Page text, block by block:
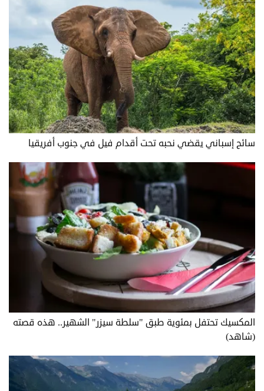
سائح إسباني يقضي نحبه تحت أقدام فيل في جنوب أفريقيا
المكسيك تحتفل بمئوية طبق "سلطة سيزر" الشهير.. هذه قصته
(شاهد)